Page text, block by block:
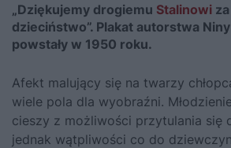
„Dziękujemy drogiemu Stalinowi
dzieciństwo”. Plakat autorstwa
powstały w 1950 roku.
Afekt malujący się na twarzy
wiele pola dla wyobraźni.
cieszy z możliwości przytulania się
jednak wątpliwości co do